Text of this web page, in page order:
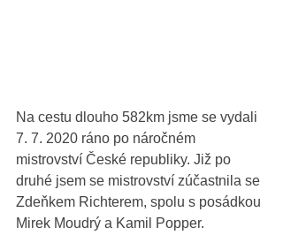
Na cestu dlouho 582km jsme se vydali
7. 7. 2020 ráno po náročném
mistrovství České republiky. Již po
druhé jsem se mistrovství zúčastnila se
Zdeňkem Richterem, spolu s posádkou
Mirek Moudrý a Kamil Popper.